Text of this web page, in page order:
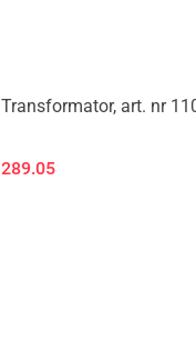
Transformator, art. nr
289.05